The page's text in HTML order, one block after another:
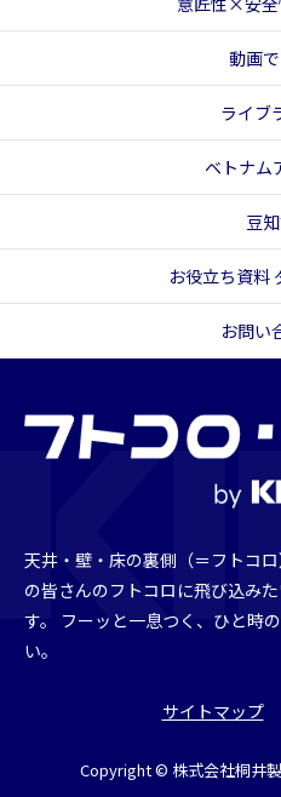
動画
ライブ
ベトナム
豆
お役立ち資料
お問い
天井・壁・床の裏側（＝フトコ
の皆さんのフトコロに飛び込み
す。
フーッと一息つく、ひと時
い。
サイトマップ
Copyright © 株式会社桐井